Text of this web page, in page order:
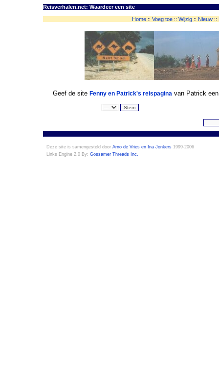
Reisverhalen.net: Waardeer een site
Home:: Voeg toe:: Wijzig:: Nieuw::
Geef de site Fenny en Patrick's reispagina van Patrick
Deze site is samengesteld door Arno de Vries en Ina Jonkers 1999-2006
Links Engine 2.0 By: Gossamer Threads Inc.